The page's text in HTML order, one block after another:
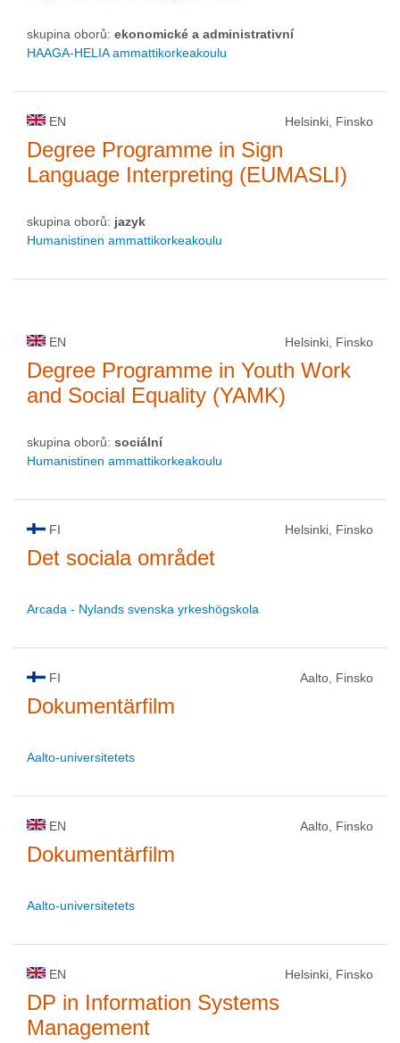
skupina oborů: ekonomické a administrativní
HAAGA-HELIA ammattikorkeakoulu
EN Helsinki, Finsko
Degree Programme in Sign
Language Interpreting (EUMASLI)
skupina oborů: jazyk
Humanistinen ammattikorkeakoulu
EN Helsinki, Finsko
Degree Programme in Youth Work
and Social Equality (YAMK)
skupina oborů: sociální
Humanistinen ammattikorkeakoulu
FI Helsinki, Finsko
Det sociala området
Arcada - Nylands svenska yrkeshögskola
FI Aalto, Finsko
Dokumentärfilm
Aalto-universitetets
EN Aalto, Finsko
Dokumentärfilm
Aalto-universitetets
EN Helsinki, Finsko
DP in Information Systems
Management